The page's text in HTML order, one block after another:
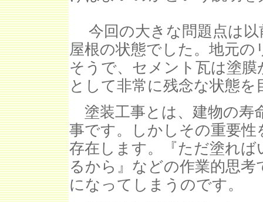
今回の大きな問題点は以
屋根の状態でした。地元
そうで、セメント瓦は塗
として非常に残念な状態
塗装工事とは、建物の寿
事です。しかしその重要
存在します。『ただ塗れ
るから』などの作業的思
になってしまうのです。